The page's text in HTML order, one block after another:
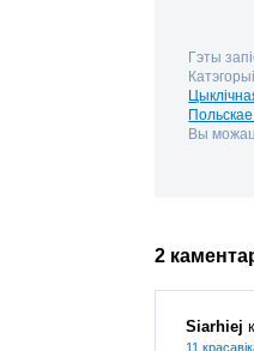
Гэты
Вы
2
Siarhiej
11